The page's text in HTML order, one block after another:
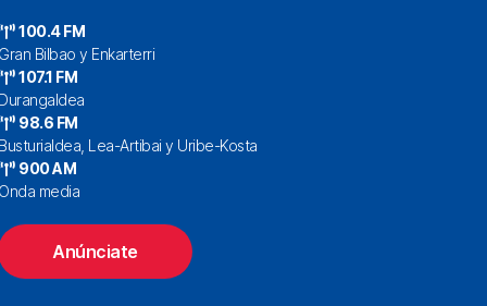
100.4 FM
Bilbao y Enkarterri
107.1 FM
98.6 FM
Lea-Artibai y Uribe-Kosta
900 AM
media
Anúnciate